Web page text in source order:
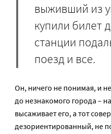
выживший из
купили билет
станции
поезд и все.
Он, ничего не понимая, и
до незнакомого города –
высаживает его, а тот
дезориентированный, не